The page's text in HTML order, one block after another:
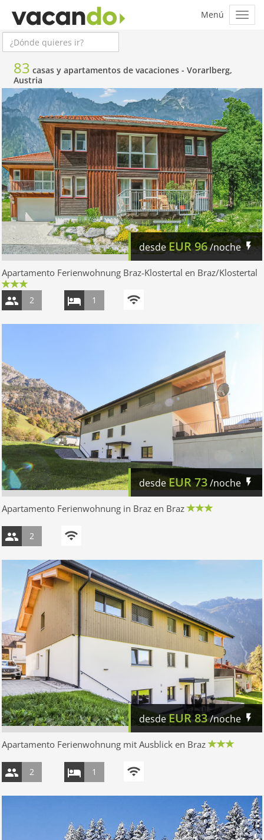
83 casas y apartamentos de vacaciones - Vorarlberg,
Austria
desdeEUR96/noche
Apartamento Ferienwohnung Braz-Klostertal en Braz/Klostertal
2 1
desde EUR73/noche
Apartamento Ferienwohnung in Braz en Braz
2
desdeEUR83/noche
Apartamento Ferienwohnung mit Ausblick en Braz
2 1